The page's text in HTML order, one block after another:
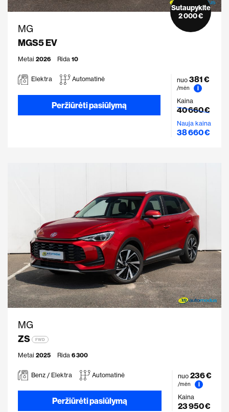
MG
MGS5 EV
Metai 2026 Rida 10
Sutaupykite
2 000 €
Elektra Automatinė
Peržiūrėti pasiūlymą
nuo 381 €
/mėn
i
Kaina
40 660 €
Nauja kaina
38 660 €
MG
ZS
FWD
Metai 2025 Rida 6 300
Benz / Elektra Automatinė
Peržiūrėti pasiūlymą
nuo 236 €
/mėn
i
Kaina
23 950 €